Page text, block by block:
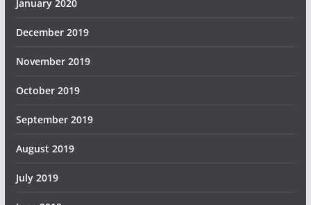
January 2020
December 2019
November 2019
October 2019
September 2019
August 2019
July 2019